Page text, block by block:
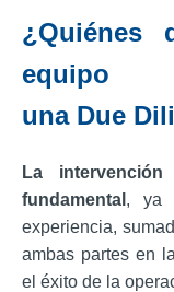
¿Quiénes
una Due
La
fundamental , ya
experiencia,
ambas partes en
el éxito de la